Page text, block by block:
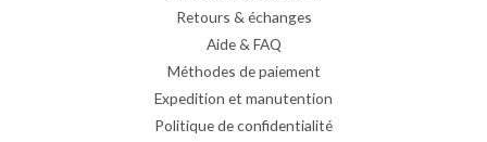
Retours & échanges
Aide & FAQ
Méthodes de paiement
Expedition et manutention
Politique de confidentialité